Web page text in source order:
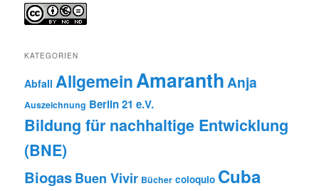
KATEGORIEN
Abfall AllgemeinAmaranthAnja
Auszeichnung Berlin 21 e.V.
Bildung für nachhaltige Entwicklung
(BNE)
BiogasBuen Vivir Bücher coloquio Cuba